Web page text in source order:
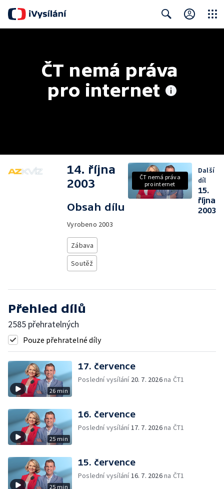
ČT nemá práva
pro internet
14. října
2003
Obsah dílu
Vyrobeno 2003
Zábava
Soutěž
ČT nemá práva
pro internet
Další
díl
15.
října
2003
Přehled dílů
2585 přehratelných
Pouze přehratelné díly
26 min
17. července
Poslední vysílání 20. 7. 2026na ČT1
25 min
16. července
Poslední vysílání17. 7. 2026na ČT1
25 min
15. července
Poslední vysílání16. 7. 2026na ČT1